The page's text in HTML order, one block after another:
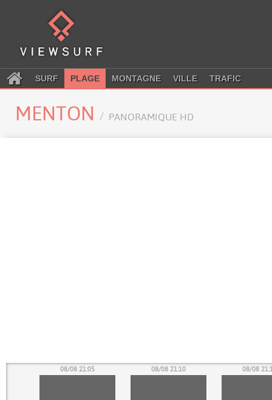
SURF PLAGE MONTAGNE VILLE TRAFIC
MENTON PANORAMIQUE HD
08/08 21:05 08/08 21:10 08/08